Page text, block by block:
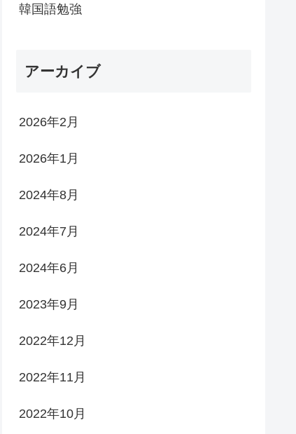
韓国語勉強
アーカイブ
2026年2月
2026年1月
2024年8月
2024年7月
2024年6月
2023年9月
2022年12月
2022年11月
2022年10月